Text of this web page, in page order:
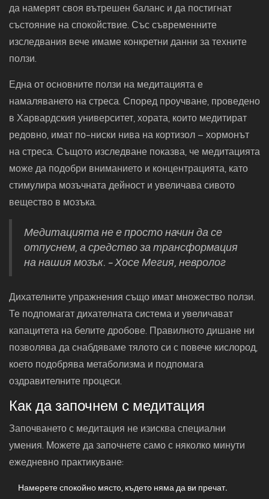
да намерят своя вътрешен баланс и да постигнат
състояние на спокойствие. Със съвременните
изследвания вече имаме конкретни данни за техните
ползи.
Една от основните ползи на медитацията е
намаляването на стреса. Според проучване, проведено
в Харвардския университет, хората, които медитират
редовно, имат по-ниски нива на кортизол – хормонът
на стреса. Същото изследване показва, че медитацията
може да подобри вниманието и концентрацията, като
стимулира мозъчната дейност и увеличава сивото
вещество в мозъка.
Медитацията не е просто начин да се
отпуснем, а средство за трансформация
на нашия мозък. - Хосе Мегия, невролог
Дихателните упражнения също имат множество ползи.
Те подпомагат дихателната система и увеличават
капацитета на белите дробове. Правилното дишане ни
позволява да снабдяваме тялото си с повече кислород,
което подобрява метаболизма и подпомага
оздравителните процеси.
Как да започнем с медитация
Започването с медитация не изисква специални
умения. Можете да започнете само с няколко минути
ежедневно практикуване:
Намерете спокойно място, където няма да ви пречат.